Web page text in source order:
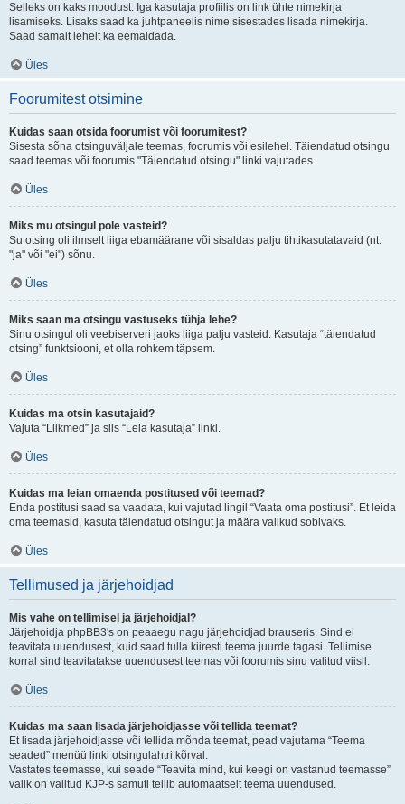
Selleks on kaks moodust. Iga kasutaja profiilis on link ühte nimekirja
lisamiseks. Lisaks saad ka juhtpaneelis nime sisestades lisada nimekirja.
Saad samalt lehelt ka eemaldada.
Üles
Foorumitest otsimine
Kuidas saan otsida foorumist või foorumitest?
Sisesta sõna otsinguväljale teemas, foorumis või esilehel. Täiendatud otsingu
saad teemas või foorumis "Täiendatud otsingu" linki vajutades.
Üles
Miks mu otsingul pole vasteid?
Su otsing oli ilmselt liiga ebamäärane või sisaldas palju tihtikasutatavaid (nt.
"ja" või "ei") sõnu.
Üles
Miks saan ma otsingu vastuseks tühja lehe?
Sinu otsingul oli veebiserveri jaoks liiga palju vasteid. Kasutaja “täiendatud
otsing” funktsiooni, et olla rohkem täpsem.
Üles
Kuidas ma otsin kasutajaid?
Vajuta “Liikmed” ja siis “Leia kasutaja” linki.
Üles
Kuidas ma leian omaenda postitused või teemad?
Enda postitusi saad sa vaadata, kui vajutad lingil “Vaata oma postitusi”. Et leida
oma teemasid, kasuta täiendatud otsingut ja määra valikud sobivaks.
Üles
Tellimused ja järjehoidjad
Mis vahe on tellimisel ja järjehoidjal?
Järjehoidja phpBB3's on peaaegu nagu järjehoidjad brauseris. Sind ei
teavitata uuendusest, kuid saad tulla kiiresti teema juurde tagasi. Tellimise
korral sind teavitatakse uuendusest teemas või foorumis sinu valitud viisil.
Üles
Kuidas ma saan lisada järjehoidjasse või tellida teemat?
Et lisada järjehoidjasse või tellida mõnda teemat, pead vajutama “Teema
seaded” menüü linki otsingulahtri kõrval.
Vastates teemasse, kui seade “Teavita mind, kui keegi on vastanud teemasse”
valik on valitud KJP-s samuti tellib automaatselt teema uuendused.